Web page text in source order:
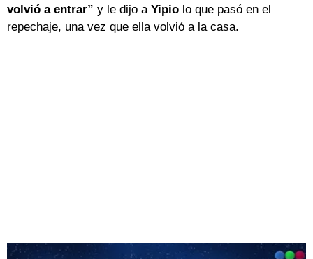
volvió a entrar” y le dijo a Yipio lo que pasó en el
repechaje, una vez que ella volvió a la casa.